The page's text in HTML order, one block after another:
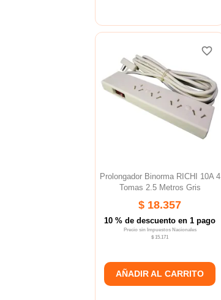
Prolongador Binorma RICHI 10A 4
Tomas 2.5 Metros Gris
$ 18.357
10 % de descuento en 1 pago
Precio sin Impuestos Nacionales
$ 15.171
AÑADIR AL CARRITO
favorite_border
favorite_border
favorite_border